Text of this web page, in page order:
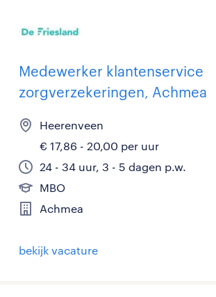
Medewerker klantenservice
zorgverzekeringen, Achmea
Heerenveen
€ 17,86 - 20,00 per uur
24 - 34 uur, 3 - 5 dagen p.w.
MBO
Achmea
bekijk vacature